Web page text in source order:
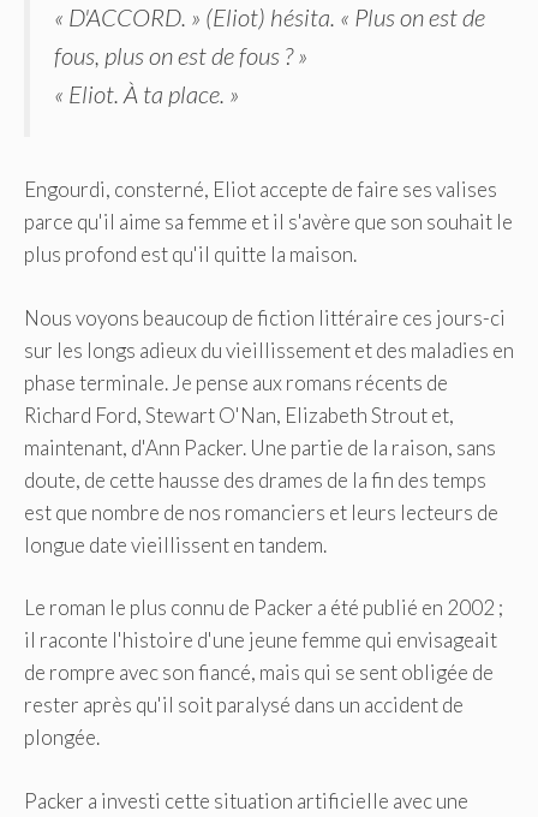
« D'ACCORD. » (Eliot) hésita. « Plus on est de
fous, plus on est de fous ? »
« Eliot. À ta place. »
Engourdi, consterné, Eliot accepte de faire ses valises
parce qu'il aime sa femme et il s'avère que son souhait le
plus profond est qu'il quitte la maison.
Nous voyons beaucoup de fiction littéraire ces jours-ci
sur les longs adieux du vieillissement et des maladies en
phase terminale. Je pense aux romans récents de
Richard Ford, Stewart O'Nan, Elizabeth Strout et,
maintenant, d'Ann Packer. Une partie de la raison, sans
doute, de cette hausse des drames de la fin des temps
est que nombre de nos romanciers et leurs lecteurs de
longue date vieillissent en tandem.
Le roman le plus connu de Packer a été publié en 2002 ;
il raconte l'histoire d'une jeune femme qui envisageait
de rompre avec son fiancé, mais qui se sent obligée de
rester après qu'il soit paralysé dans un accident de
plongée.
Packer a investi cette situation artificielle avec une